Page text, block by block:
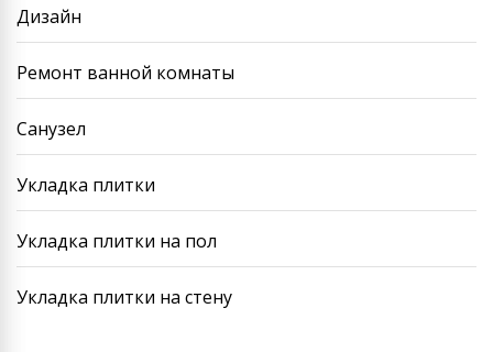
Дизайн
Ремонт ванной комнаты
Санузел
Укладка плитки
Укладка плитки на пол
Укладка плитки на стену